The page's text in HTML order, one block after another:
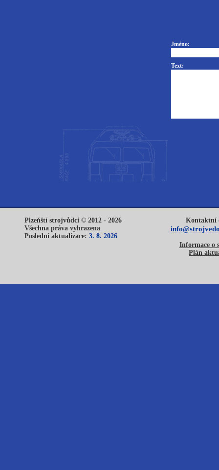
Jméno:
Text:
Plzeňští strojvůdci © 2012 - 2026
Všechna práva vyhrazena
Poslední aktualizace: 3. 8. 2026
Kontaktní
Informace o
Plán